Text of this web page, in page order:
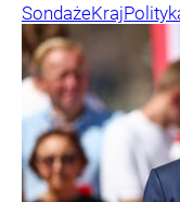
SondażeKraj